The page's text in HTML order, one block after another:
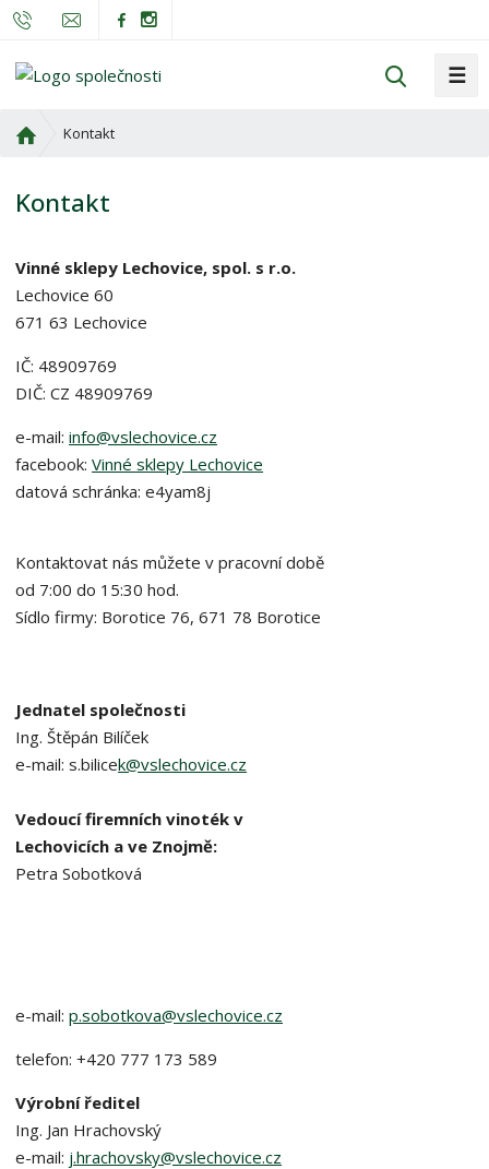
☰
v
d
s
t
r
n
a
Kontakt
Kontakt
Vinné sklepy Lechovice, spol. s r.o.
Lechovice 60
671 63 Lechovice
IČ: 48909769
DIČ: CZ 48909769
e-mail:info@vslechovice.cz
facebook:Vinné sklepy Lechovice
datová schránka: e4yam8j
Kontaktovat nás můžete v pracovní době
od 7:00 do 15:30 hod.
Sídlo firmy: Borotice 76, 671 78 Borotice
Jednatel společnosti
Ing. Štěpán Bilíček
e-mail: s.bilicek@vslechovice.cz
Vedoucí firemních vinoték v
Lechovicích a ve Znojmě:
Petra Sobotková
e-mail:p.sobotkova@vslechovice.cz
telefon: +420 777 173 589
Výrobní ředitel
Ing. Jan Hrachovský
e-mail: j.hrachovsky@vslechovice.cz